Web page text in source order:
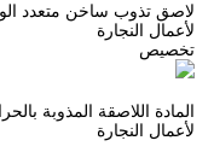
لاصق تذوب ساخن متعدد
لأعمال النجارة
تخصيص
لأعمال النجارة